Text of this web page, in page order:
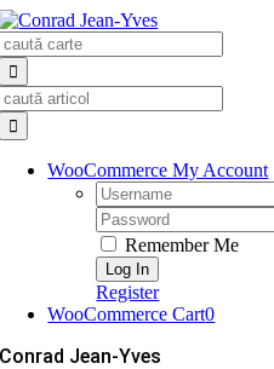
Skip
to
content
WooCommerce My Account
Username:
Password:
Remember Me
Register
WooCommerce Cart0
Conrad Jean-Yves